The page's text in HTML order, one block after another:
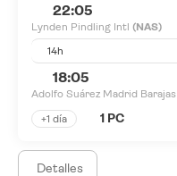
22:05
Lynden Pindling Intl (NAS)
14h
18:05
Adolfo Suárez Madrid Barajas
+1 día
1 PC
Detalles